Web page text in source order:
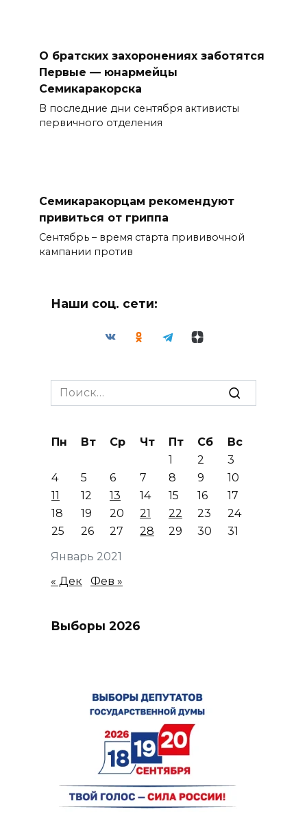
О братских захоронениях заботятся
Первые — юнармейцы
Семикаракорска
В последние дни сентября активисты
первичного отделения
Семикаракорцам рекомендуют
привиться от гриппа
Сентябрь – время старта прививочной
кампании против
Наши соц. сети:
Search
for:
Январь 2021
Пн Вт Ср Чт Пт Сб
Вс
1
2
3
4
5 6 7 8 9
10
11
12 13 14 15 16
17
18
19 20 21 22 23
24
25
26 27 28 29 30 31
« Дек Фев »
Выборы 2026